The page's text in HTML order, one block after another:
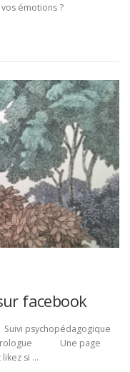
émotions ?
facebook
psychopédagogique
Une page
si …